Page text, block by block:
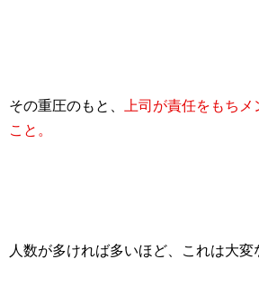
その重圧のもと、
上司が責任をもち
こと。
人数が多ければ多いほど、これは大変